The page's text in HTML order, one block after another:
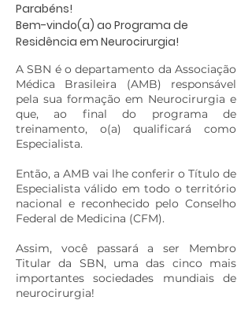
Parabéns!
Bem-vindo(a) ao Programa de
Residência em Neurocirurgia!
A SBN é o departamento da Associação
Médica Brasileira (AMB) responsável
pela sua formação em Neurocirurgia e
que, ao final do programa de
treinamento, o(a) qualificará como
Especialista.
Então, a AMB vai lhe conferir o Título de
Especialista válido em todo o território
nacional e reconhecido pelo Conselho
Federal de Medicina (CFM).
Assim, você passará a ser Membro
Titular da SBN, uma das cinco mais
importantes sociedades mundiais de
neurocirurgia!